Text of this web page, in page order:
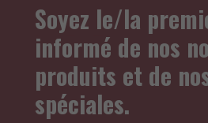
Soyez le/la
informé de nos
produits et de
spéciales.